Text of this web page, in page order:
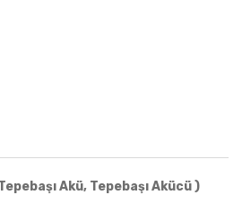
Akü, Tepebaşı Akücü )